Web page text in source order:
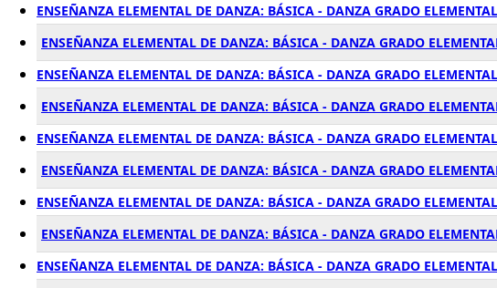
ENSEÑANZA ELEMENTAL DE DANZA: BÁSICA - DANZA GRADO
ENSEÑANZA ELEMENTAL DE DANZA: BÁSICA - DANZA GRADO
ENSEÑANZA ELEMENTAL DE DANZA: BÁSICA - DANZA GRADO
ENSEÑANZA ELEMENTAL DE DANZA: BÁSICA - DANZA GRADO
ENSEÑANZA ELEMENTAL DE DANZA: BÁSICA - DANZA GRADO
ENSEÑANZA ELEMENTAL DE DANZA: BÁSICA - DANZA GRADO
ENSEÑANZA ELEMENTAL DE DANZA: BÁSICA - DANZA GRADO
ENSEÑANZA ELEMENTAL DE DANZA: BÁSICA - DANZA GRADO
ENSEÑANZA ELEMENTAL DE DANZA: BÁSICA - DANZA GRADO